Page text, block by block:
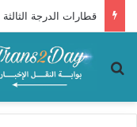
بحث عن